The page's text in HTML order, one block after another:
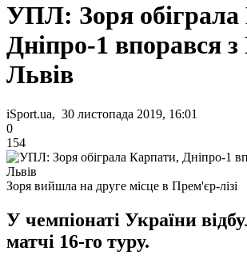
УПЛ: Зоря обіграла
Дніпро-1 впорався
Львів
iSport.ua, 30 листопада 2019, 16:01
0
154
Зоря вийшла на друге місце в Прем'єр-лізі
У чемпіонаті України
матчі 16-го туру.